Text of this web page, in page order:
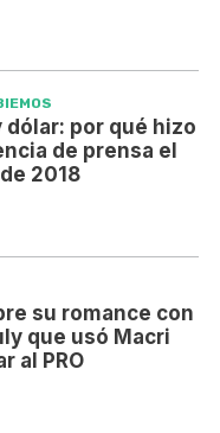
dólar: por qué hizo
de prensa el
2018
su romance con
que usó Macri
al PRO